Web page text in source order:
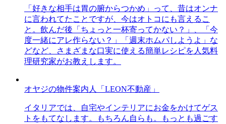
「好きな相手は胃の腑からつかめ」って、昔はオンナ
に言われてたことですが、今はオトコにも言えるこ
と。飲んだ後「ちょっと一杯寄ってかない？」、「今
度一緒にアレ作らない？」「週末ホムパしようよ」な
どなど、さまざまな口実に使える簡単レシピを人気料
理研究家がお教えします。
オヤジの物件案内人「LEON不動産」
イタリアでは、自宅やインテリアにお金をかけてゲス
トをもてなします。もちろん自らも。もっとも過ごす